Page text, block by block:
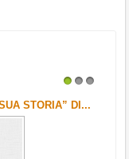
STORIA” DI...